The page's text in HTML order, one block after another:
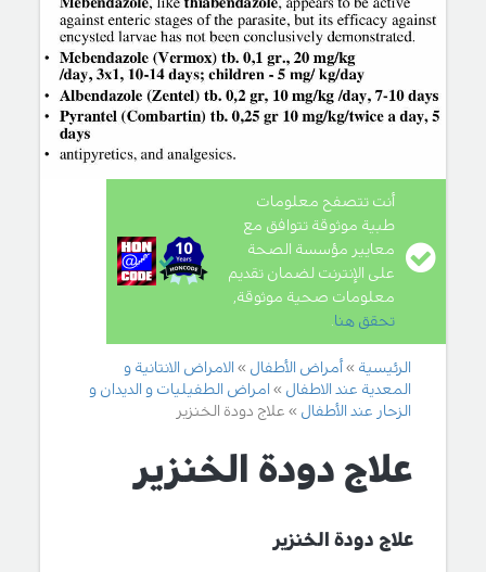
أنت تتصفح معلومات
طبية موثوقة تتوافق مع
معايير مؤسسة الصحة
على الإنترنت لضمان تقديم
معلومات صحية موثوقة,
تحقق هنا.
الرئيسية أمراض الأطفال
الامراض الانتانية و
المعدية عند الاطفال
امراض الطفيليات و الديدان و
الزحار عند الأطفال
علاج دودة الخنزير
علاج دودة الخنزير
علاج دودة الخنزير